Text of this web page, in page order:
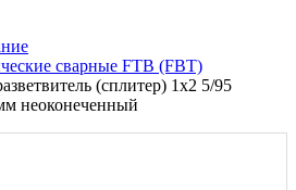
сварные FTB (FBT)
(сплитер) 1x2 5/95
неоконеченный